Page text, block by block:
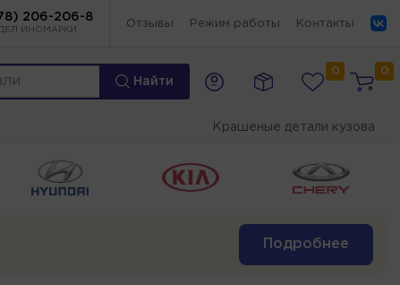
206-206-8
ИНОМАРКИ
Отзывы Режим работы Контакты
Найти
0 0
Крашеные детали кузова
Подробнее